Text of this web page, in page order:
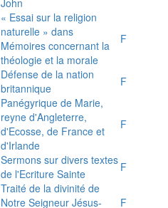
« Essai sur la religion
naturelle » dans
Mémoires concernant la
théologie et la morale
F
Défense de la nation
britannique
F
Panégyrique de Marie,
reyne d'Angleterre,
d'Ecosse, de France et
d'Irlande
F
Sermons sur divers textes
de l'Ecriture Sainte
F
Traité de la divinité de
Notre Seigneur Jésus-
F